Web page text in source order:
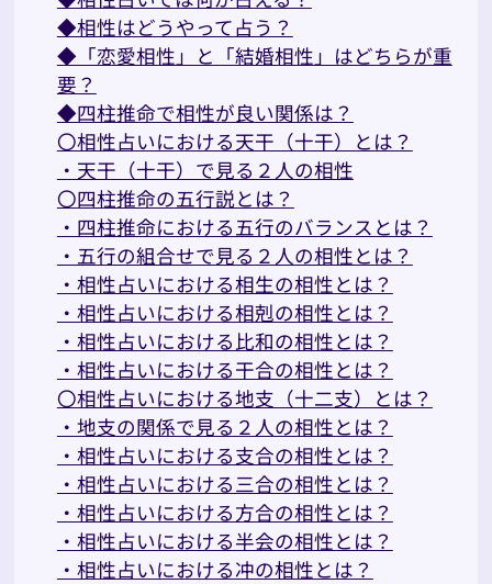
◆相性はどうやって占う？
◆「恋愛相性」と「結婚相性」はどちらが重
要？
◆四柱推命で相性が良い関係は？
〇相性占いにおける天干（十干）とは？
・天干（十干）で見る２人の相性
〇四柱推命の五行説とは？
・四柱推命における五行のバランスとは？
・五行の組合せで見る２人の相性とは？
・相性占いにおける相生の相性とは？
・相性占いにおける相剋の相性とは？
・相性占いにおける比和の相性とは？
・相性占いにおける干合の相性とは？
〇相性占いにおける地支（十二支）とは？
・地支の関係で見る２人の相性とは？
・相性占いにおける支合の相性とは？
・相性占いにおける三合の相性とは？
・相性占いにおける方合の相性とは？
・相性占いにおける半会の相性とは？
・相性占いにおける冲の相性とは？